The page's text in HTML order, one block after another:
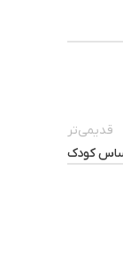
قدیمی‌تر
کودک